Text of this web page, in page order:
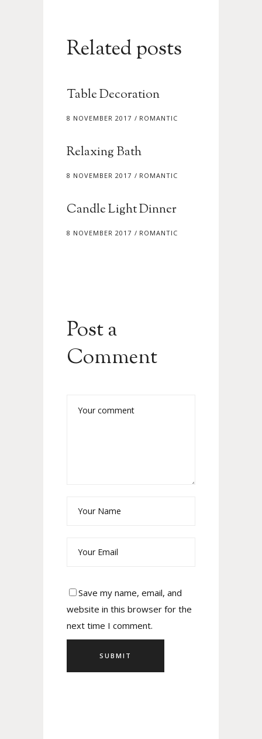
Related posts
Table Decoration
8 NOVEMBER 2017 ROMANTIC
Relaxing Bath
8 NOVEMBER 2017 ROMANTIC
Candle Light Dinner
8 NOVEMBER 2017 ROMANTIC
Post a
Comment
Save my name, email, and
website in this browser for the
next time I comment.